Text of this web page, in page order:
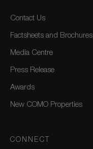
Contact Us
Factsheets and Brochures
Media Centre
Press Release
Awards
New COMO Properties
CONNECT